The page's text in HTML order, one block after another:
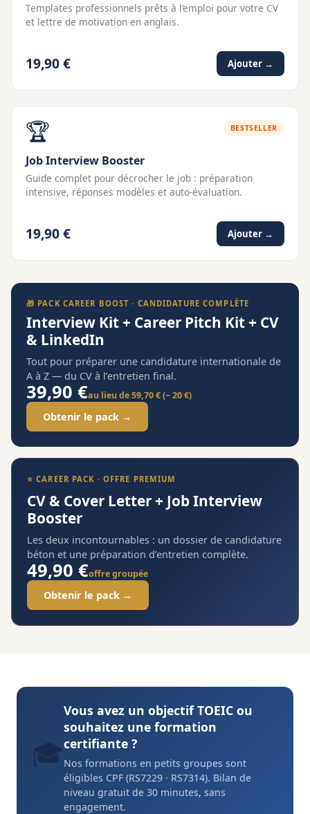
Templates professionnels prêts à l’emploi pour votre CV
et lettre de motivation en anglais.
19,90 € Ajouter →
🏆 BESTSELLER
Job Interview Booster
Guide complet pour décrocher le job : préparation
intensive, réponses modèles et auto-évaluation.
19,90 € Ajouter →
🎁 PACK CAREER BOOST · CANDIDATURE COMPLÈTE
Interview Kit + Career Pitch Kit + CV
& LinkedIn
Tout pour préparer une candidature internationale de
A à Z — du CV à l’entretien final.
39,90 €au lieu de 59,70 € (− 20 €)
Obtenir le pack →
⭐ CAREER PACK · OFFRE PREMIUM
CV & Cover Letter + Job Interview
Booster
Les deux incontournables : un dossier de candidature
béton et une préparation d’entretien complète.
49,90 €offre groupée
Obtenir le pack →
🎓
Vous avez un objectif TOEIC ou
souhaitez une formation
certifiante ?
Nos formations en petits groupes sont
éligibles CPF (RS7229 · RS7314). Bilan de
niveau gratuit de 30 minutes, sans
engagement.